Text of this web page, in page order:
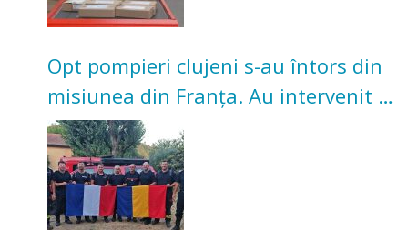
Opt pompieri clujeni s-au întors din
misiunea din Franța. Au intervenit la
incendii de vegetație și pădure